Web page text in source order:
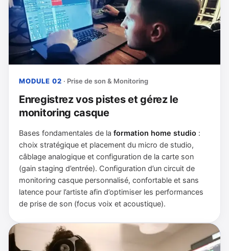
MODULE 02 · Prise de son & Monitoring
Enregistrez vos pistes et gérez le
monitoring casque
Bases fondamentales de la formation home studio :
choix stratégique et placement du micro de studio,
câblage analogique et configuration de la carte son
(gain staging d’entrée). Configuration d’un circuit de
monitoring casque personnalisé, confortable et sans
latence pour l’artiste afin d’optimiser les performances
de prise de son (focus voix et acoustique).